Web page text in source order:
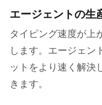
エージェントの生
タイピング速度が上
します。エージェン
ットをより速く解決
きます。